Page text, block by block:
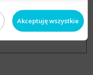
Akceptuję wszystkie